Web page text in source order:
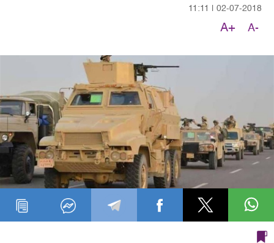
02-07-2018
11:11
A-
A+